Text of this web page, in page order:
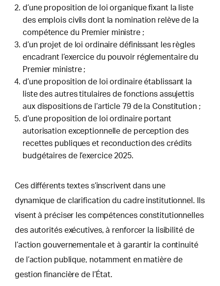
d’une proposition de loi organique fixant la liste
des emplois civils dont la nomination relève de la
compétence du Premier ministre ;
d’un projet de loi ordinaire définissant les règles
encadrant l’exercice du pouvoir réglementaire du
Premier ministre ;
d’une proposition de loi ordinaire établissant la
liste des autres titulaires de fonctions assujettis
aux dispositions de l’article 79 de la Constitution ;
d’une proposition de loi ordinaire portant
autorisation exceptionnelle de perception des
recettes publiques et reconduction des crédits
budgétaires de l’exercice 2025.
Ces différents textes s’inscrivent dans une
dynamique de clarification du cadre institutionnel. Ils
visent à préciser les compétences constitutionnelles
des autorités exécutives, à renforcer la lisibilité de
l’action gouvernementale et à garantir la continuité
de l’action publique, notamment en matière de
gestion financière de l’État.